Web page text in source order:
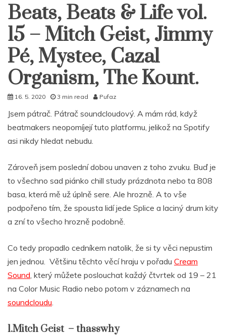
Beats, Beats & Life vol.
15 – Mitch Geist, Jimmy
Pé, Mystee, Cazal
Organism, The Kount.
16. 5. 2020 3 min read Pufaz
Jsem pátrač. Pátrač soundcloudový. A mám rád, když
beatmakers neopomíjejí tuto platformu, jelikož na Spotify
asi nikdy hledat nebudu.
Zároveň jsem poslední dobou unaven z toho zvuku. Buď je
to všechno sad piánko chill study prázdnota nebo ta 808
basa, která mě už úplně sere. Ale hrozně. A to vše
podpořeno tím, že spousta lidí jede Splice a laciný drum kity
a zní to všecho hrozně podobně.
Co tedy propadlo cedníkem natolik, že si ty věci nepustim
jen jednou. Většinu těchto věcí hraju v pořadu Cream
Sound , který můžete poslouchat každý čtvrtek od 19 – 21
na Color Music Radio nebo potom v záznamech na
soundcloudu
1.Mitch Geist – thasswhy